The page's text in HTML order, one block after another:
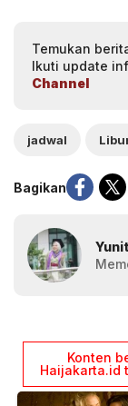
Temukan
Ikuti update
Channel
jadwal
Bagikan